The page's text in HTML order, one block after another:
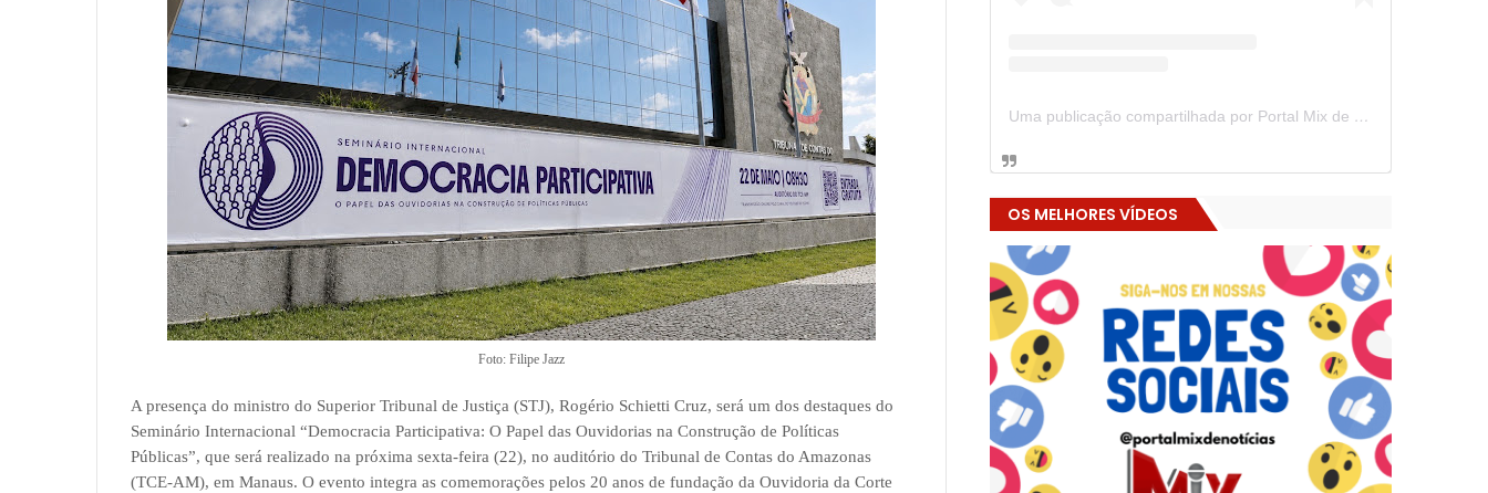
Foto: Filipe Jazz
A presença do ministro do Superior Tribunal de Justiça (STJ), Rogério Schietti Cruz, será um dos destaques do
Seminário Internacional “Democracia Participativa: O Papel das Ouvidorias na Construção de Políticas
Públicas”, que será realizado na próxima sexta-feira (22), no auditório do Tribunal de Contas do Amazonas
(TCE-AM), em Manaus. O evento integra as comemorações pelos 20 anos de fundação da Ouvidoria da Corte
Uma publicação compartilhada por Portal Mix de Notícias (@portalmixdenoticias)
OS MELHORES VÍDEOS